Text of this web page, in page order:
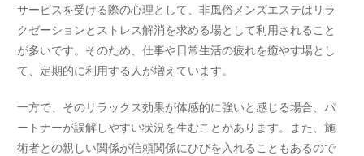
サービスを受ける際の心理として、非風俗メンズエステはリラ
クゼーションとストレス解消を求める場として利用されること
が多いです。そのため、仕事や日常生活の疲れを癒やす場とし
て、定期的に利用する人が増えています。
一方で、そのリラックス効果が体感的に強いと感じる場合、パ
ートナーが誤解しやすい状況を生むことがあります。また、施
術者との親しい関係が信頼関係にひびを入れることもあるので